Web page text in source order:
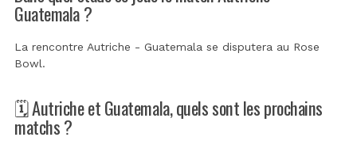
Guatemala ?
La rencontre Autriche - Guatemala se disputera au Rose
Bowl.
🗓️ Autriche et Guatemala, quels sont les prochains
matchs ?